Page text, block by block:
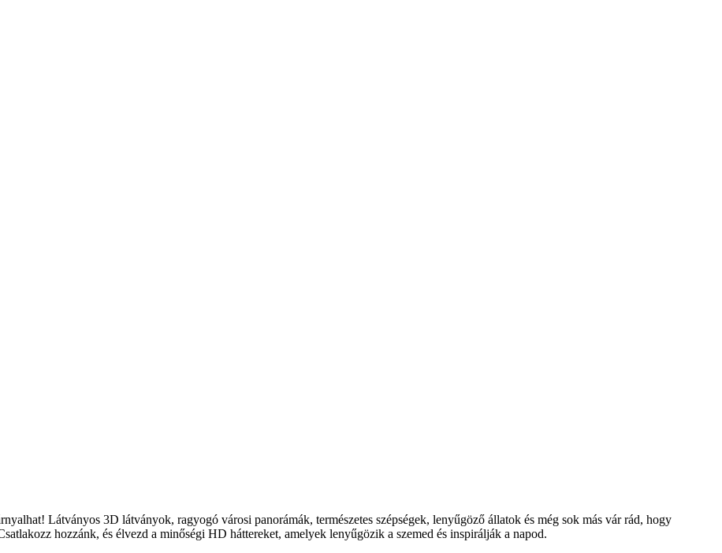
Látványos 3D látványok, ragyogó városi panorámák, természetes szépségek, lenyűgöző állatok és még sok más vár rád, hogy
hozzánk, és élvezd a minőségi HD háttereket, amelyek lenyűgözik a szemed és inspirálják a napod.